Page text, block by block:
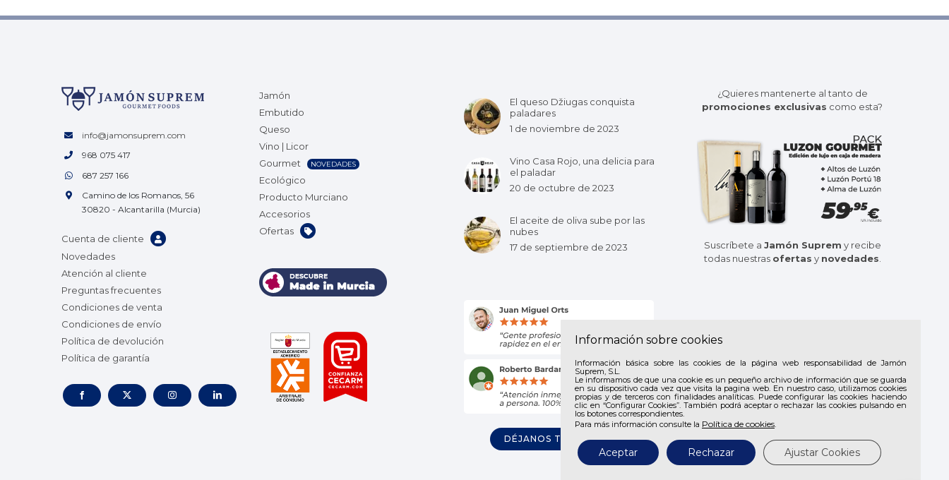
info@jamonsuprem.com
968 075 417
687 257 166
Camino de los Romanos, 56
30820 - Alcantarilla (Murcia)
Cuenta de cliente
Novedades
Atención al cliente
Preguntas frecuentes
Condiciones de venta
Condiciones de envío
Política de devolución
Política de garantía
Jamón
Embutido
Queso
Vino | Licor
Gourmet
NOVEDADES
Ecológico
Producto Murciano
Accesorios
Ofertas
El queso Džiugas conquista
paladares
1 de noviembre de 2023
Vino Casa Rojo, una delicia para
el paladar
20 de octubre de 2023
El aceite de oliva sube por las
nubes
17 de septiembre de 2023
DÉJANOS TU OPINIÓN
¿Quieres mantenerte al tanto de
promociones exclusivas como esta?
Suscríbete a Jamón Suprem y recibe
todas nuestras ofertas y novedades
Información sobre cookies
Información básica sobre las cookies de la página web responsabilidad de Jamón
Suprem, S.L.
Le informamos de que una cookie es un pequeño archivo de información que se guarda
en su dispositivo cada vez que visita la pagina web. En nuestro caso, utilizamos cookies
propias y de terceros con finalidades analíticas. Puede configurar las cookies haciendo
clic en “Configurar Cookies”. También podrá aceptar o rechazar las cookies pulsando en
los botones correspondientes.
Para más información consulte la Política de cookies.
Aceptar Rechazar Ajustar Cookies